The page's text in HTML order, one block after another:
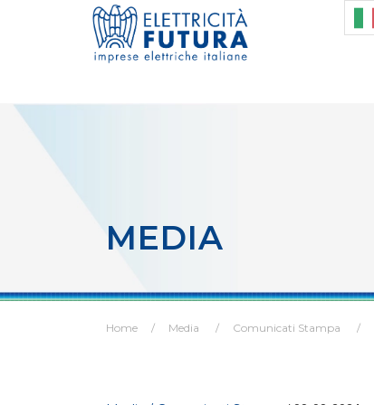
MEDIA
Home Media Comunicati Stampa